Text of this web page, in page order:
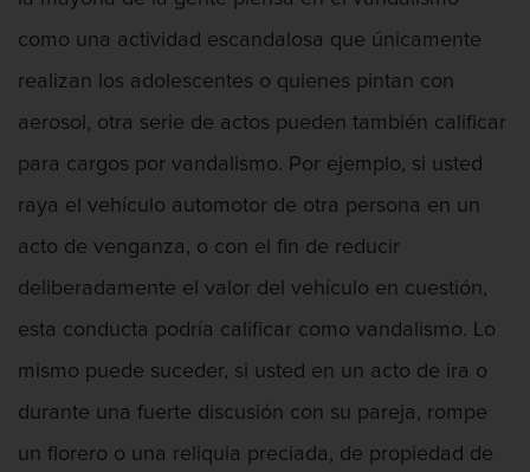
de servicios públicos
Incendio Provocado
Invasión Agravada de Propiedad
Ajena
Vandalismo
Delitos De Armas
Armas Prohibidas en California
Aumento de Sentencia por Armas de
como una actividad escandalosa que únicamente
realizan los adolescentes o quienes pintan con
aerosol, otra serie de actos pueden también calificar
para cargos por vandalismo. Por ejemplo, si usted
raya el vehículo automotor de otra persona en un
acto de venganza, o con el fin de reducir
deliberadamente el valor del vehículo en cuestión,
esta conducta podría calificar como vandalismo. Lo
mismo puede suceder, si usted en un acto de ira o
durante una fuerte discusión con su pareja, rompe
un florero o una reliquia preciada, de propiedad de